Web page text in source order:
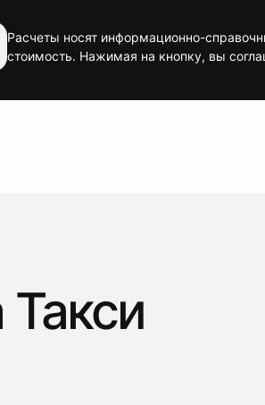
Расчеты носят информационно-
стоимость. Нажимая на кнопку, вы
Такси